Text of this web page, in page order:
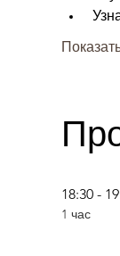
18:30 -
1 час